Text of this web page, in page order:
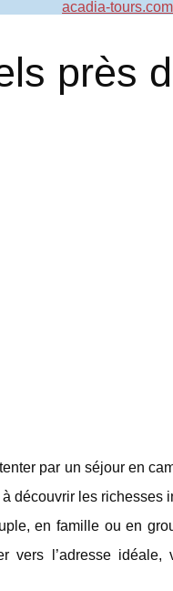
près
par un séjour en
découvrir les richesses
en famille ou en
vers l’adresse idéale,
acadia-tours.com